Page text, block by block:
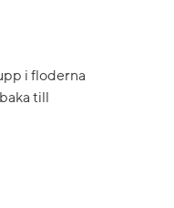
i floderna
till